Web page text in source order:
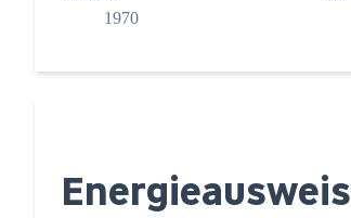
1970
Energieausweis